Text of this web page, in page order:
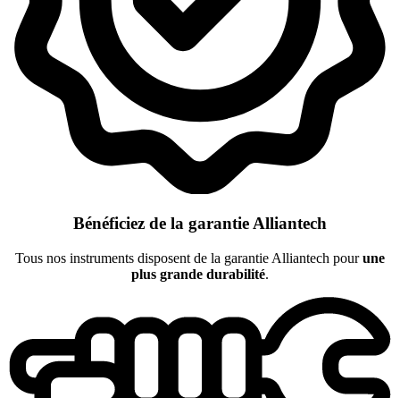
Bénéficiez de la garantie Alliantech
Tous nos instruments disposent de la garantie Alliantech pourune
plus grande durabilité.